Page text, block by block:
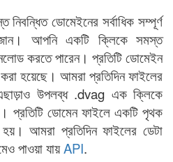
ডোমেইনের সর্বাধিক সম্পূর্ণ
আপনি একটি ক্লিকে সমস্ত
করতে পারেন। প্রতিটি ডোমেইন
হয়েছে। আমরা প্রতিদিন ফাইলের
উপলব্ধ .dvag এক ক্লিকে
প্রতিটি ডোমেন ফাইলে একটি পৃথক
আমরা প্রতিদিন ফাইলের ডেটা
পাওয়া যায়API.